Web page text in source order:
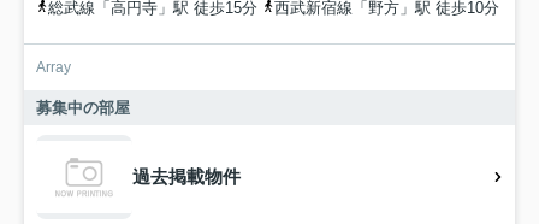
総武線「高円寺」駅 徒歩15分
西武新宿線「野方」駅 徒歩10分
Array
募集中の部屋
過去掲載物件